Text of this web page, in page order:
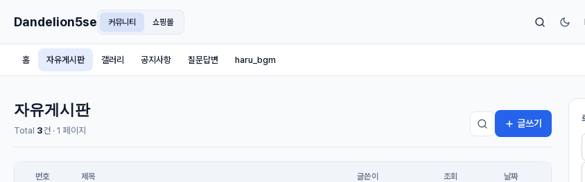
Dandelion5se 커뮤니티 쇼핑몰
홈 자유게시판 갤러리 공지사항 질문답변 haru_bgm
자유게시판
Total 3건 · 1 페이지
글쓰기
번호 제목 글쓴이 조회 날짜